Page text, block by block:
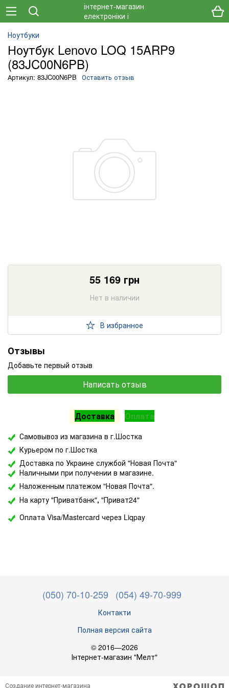
Ноутбуки
Ноутбук Lenovo LOQ 15ARP9
(83JC00N6PB)
Артикул: 83JC00N6PB Оставить отзыв
55 169 грн
Нет в наличии
В избранное
Отзывы
Добавьте первый отзыв
Написать отзыв
Доставка Оплата
Самовывоз из магазина в г.Шостка
Курьером по г.Шостка
Доставка по Украине службой "Новая Почта"
Наличными при получении в магазине.
Наложенным платежом "Новая Почта".
На карту "Приватбанк", "Приват24"
Оплата Visa/Mastercard через Liqpay
(050) 70-10-259 (054) 49-70-999
Контакти
Полная версия сайта
© 2016—2026
Інтернет-магазин "Мелт"
Создание интернет-магазина